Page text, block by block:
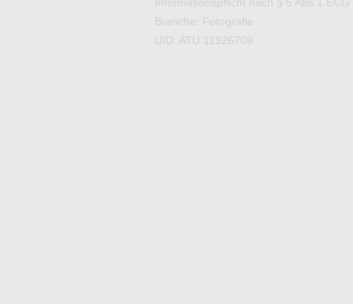
Branche: Fotografie
UID: ATU 11926709